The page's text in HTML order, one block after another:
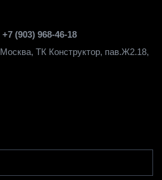
+7 (903) 968-46-18
Москва, ТК Конструктор, пав.Ж2.18,